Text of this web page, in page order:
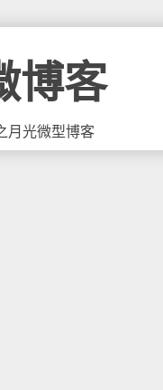
博客
月光微型博客